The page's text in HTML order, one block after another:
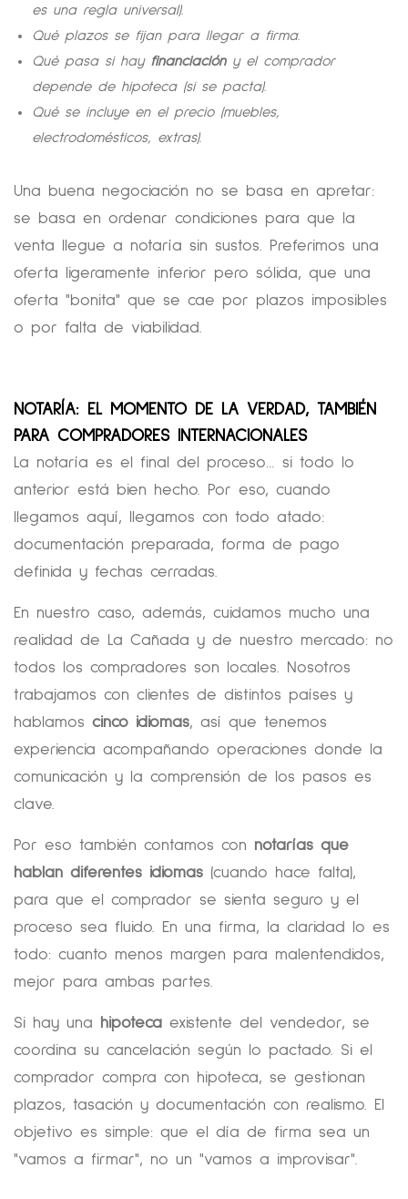
es una regla universal).
Qué plazos se fijan para llegar a firma.
Qué pasa si hay financiacióny el comprador
depende de hipoteca (si se pacta).
Qué se incluye en el precio (muebles,
electrodomésticos, extras).
Una buena negociación no se basa en apretar:
se basa en ordenar condiciones para que la
venta llegue a notaría sin sustos. Preferimos una
oferta ligeramente inferior pero sólida, que una
oferta "bonita" que se cae por plazos imposibles
o por falta de viabilidad.
NOTARÍA: EL MOMENTO DE LA VERDAD, TAMBIÉN
PARA COMPRADORES INTERNACIONALES
La notaría es el final del proceso… si todo lo
anterior está bien hecho. Por eso, cuando
llegamos aquí, llegamos con todo atado:
documentación preparada, forma de pago
definida y fechas cerradas.
En nuestro caso, además, cuidamos mucho una
realidad de La Cañada y de nuestro mercado: no
todos los compradores son locales. Nosotros
trabajamos con clientes de distintos países y
hablamos cinco idiomas, así que tenemos
experiencia acompañando operaciones donde la
comunicación y la comprensión de los pasos es
clave.
Por eso también contamos con notarías que
hablan diferentes idiomas (cuando hace falta),
para que el comprador se sienta seguro y el
proceso sea fluido. En una firma, la claridad lo es
todo: cuanto menos margen para malentendidos,
mejor para ambas partes.
Si hay una hipoteca existente del vendedor, se
coordina su cancelación según lo pactado. Si el
comprador compra con hipoteca, se gestionan
plazos, tasación y documentación con realismo. El
objetivo es simple: que el día de firma sea un
"vamos a firmar", no un "vamos a improvisar".